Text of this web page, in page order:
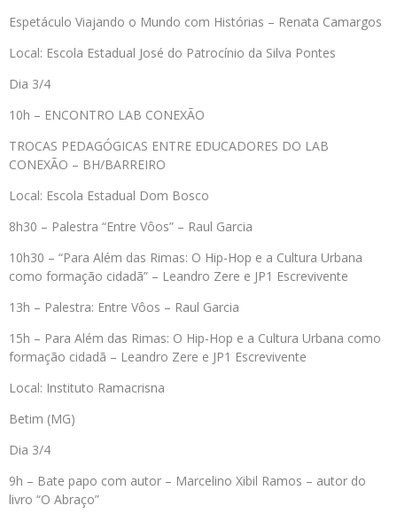
Espetáculo Viajando o Mundo com Histórias – Renata Camargos
Local: Escola Estadual José do Patrocínio da Silva Pontes
Dia 3/4
10h – ENCONTRO LAB CONEXÃO
TROCAS PEDAGÓGICAS ENTRE EDUCADORES DO LAB
CONEXÃO – BH/BARREIRO
Local: Escola Estadual Dom Bosco
8h30 – Palestra “Entre Vôos” – Raul Garcia
10h30 – “Para Além das Rimas: O Hip-Hop e a Cultura Urbana
como formação cidadã” – Leandro Zere e JP1 Escrevivente
13h – Palestra: Entre Vôos – Raul Garcia
15h – Para Além das Rimas: O Hip-Hop e a Cultura Urbana como
formação cidadã – Leandro Zere e JP1 Escrevivente
Local: Instituto Ramacrisna
Betim (MG)
Dia 3/4
9h – Bate papo com autor – Marcelino Xibil Ramos – autor do
livro “O Abraço”